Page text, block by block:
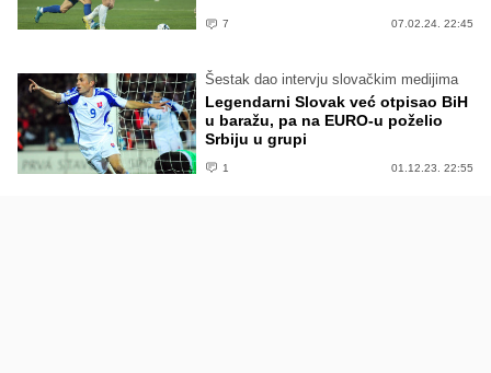
7 07.02.24. 22:45
Šestak dao intervju slovačkim medijima
Legendarni Slovak već otpisao BiH
u baražu, pa na EURO-u poželio
Srbiju u grupi
1 01.12.23. 22:55